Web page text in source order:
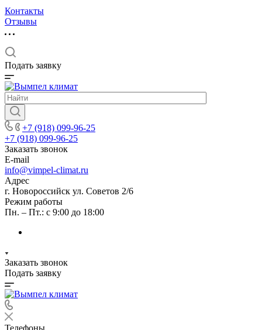
Контакты
Отзывы
Подать заявку
+7 (918) 099-96-25
+7 (918) 099-96-25
Заказать звонок
E-mail
info@vimpel-climat.ru
Адрес
г. Новороссийск ул. Советов 2/6
Режим работы
Пн. – Пт.: с 9:00 до 18:00
Заказать звонок
Подать заявку
Телефоны